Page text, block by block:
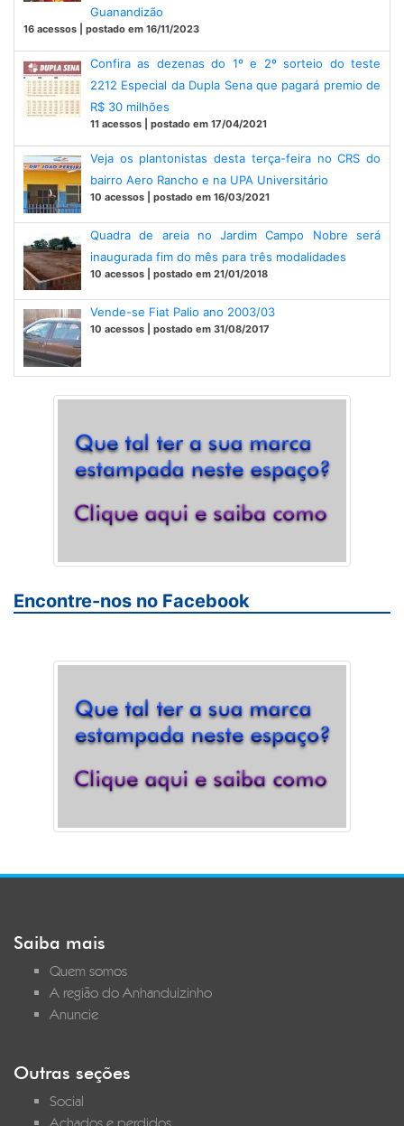
Guanandizão
16 acessos | postado em 16/11/2023
Confira as dezenas do 1º e 2º sorteio do teste
2212 Especial da Dupla Sena que pagará premio de
R$ 30 milhões
11 acessos | postado em 17/04/2021
Veja os plantonistas desta terça-feira no CRS do
bairro Aero Rancho e na UPA Universitário
10 acessos | postado em 16/03/2021
Quadra de areia no Jardim Campo Nobre será
inaugurada fim do mês para três modalidades
10 acessos | postado em 21/01/2018
Vende-se Fiat Palio ano 2003/03
10 acessos | postado em 31/08/2017
Encontre-nos no Facebook
Saiba mais
Quem somos
A região do Anhanduizinho
Anuncie
Outras seções
Social